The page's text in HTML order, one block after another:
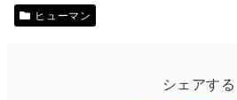
ヒューマン
シェアする